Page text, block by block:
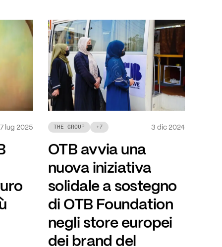
7 lug 2025 THE GROUP +7 3 dic 2024
OTB avvia una
nuova iniziativa
solidale a sostegno
di OTB Foundation
negli store europei
dei brand del